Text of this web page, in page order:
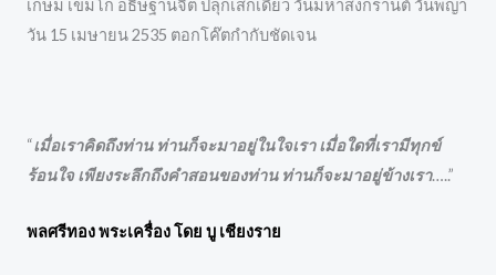
เกษม เขมโก อธิษฐานจิต ปลุกเสกเดี่ยว วันมหาสงกรานต์ วันพญา
วัน 15 เมษายน 2535 ตอกโค๊ตกำกับชัดเจน
“เมื่อเราคิดถึงท่าน ท่านก็จะมาอยู่ในใจเรา เมื่อใดที่เรามีทุกข์
ร้อนใจ เพียงระลึกถึงคำสอนของท่าน ท่านก็จะมาอยู่ข้างเรา…..”
พลศรีทอง พระเครื่อง โดย บู เชียงราย